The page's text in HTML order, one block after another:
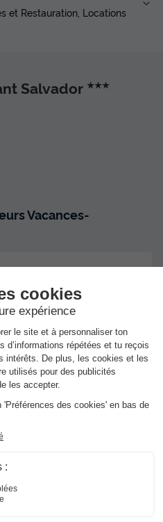
et Restauration, Locations
Salvador ★★★
Vacances-
par nos clients après
:Camping Sant Salvador
8.4